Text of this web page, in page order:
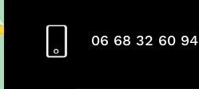
06 68 32 60 94